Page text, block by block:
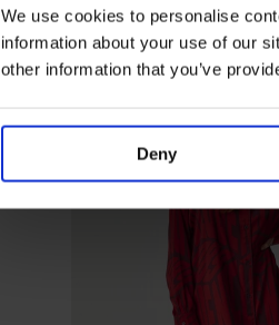
We use cookies to personalise
information about your use of our
other information that you’ve
Deny